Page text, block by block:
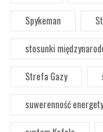
Spykeman
stosunki
Strefa Gazy
suwerenność